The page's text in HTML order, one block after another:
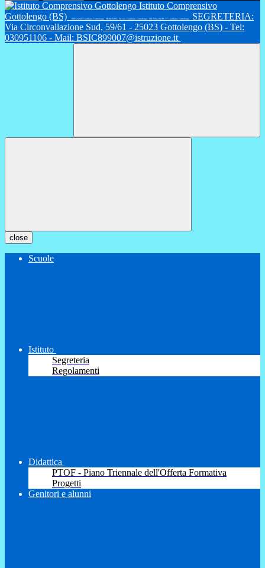
Istituto Comprensivo
Gottolengo (BS)
INFANZIA: Gambara, Gottolengo - PRIMARIA: Fiesse, Gambara, Gottolengo - SECONDARIA 1°: Gambara, Gottolengo
SEGRETERIA:
Via Circonvallazione Sud, 59/61 - 25023 Gottolengo (BS) - Tel:
030951106 - Mail: BSIC899007@istruzione.it
close
Scuole
Istituto
Segreteria
Regolamenti
Didattica
PTOF - Piano Triennale dell'Offerta Formativa
Progetti
Genitori e alunni